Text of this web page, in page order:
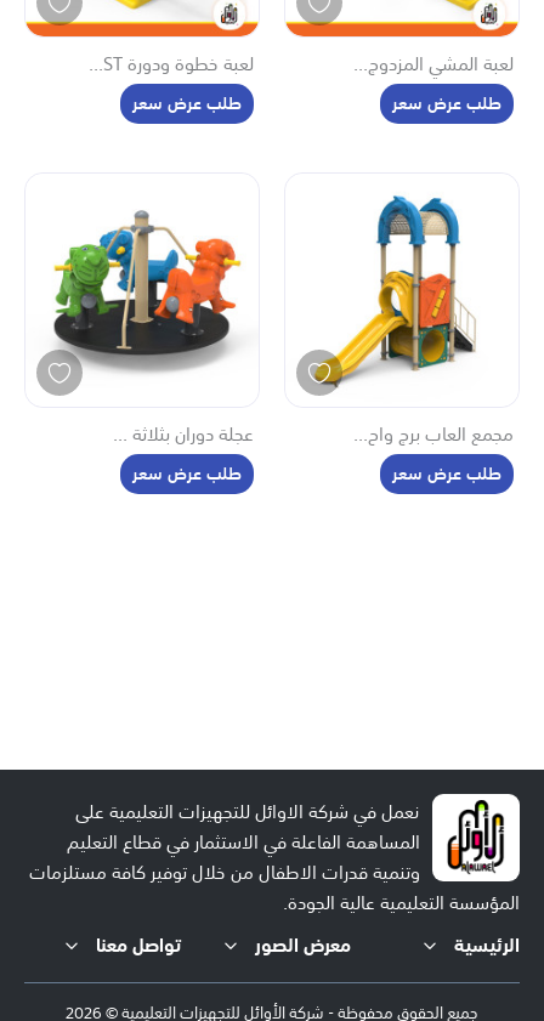
لعبة المشي المزدوج...
طلب عرض سعر
لعبة خطوة ودورة ST...
طلب عرض سعر
مجمع العاب برج واح...
طلب عرض سعر
عجلة دوران بثلاثة ...
طلب عرض سعر
نعمل في شركة الاوائل للتجهيزات التعليمية على
المساهمة الفاعلة في الاستثمار في قطاع التعليم
وتنمية قدرات الاطفال من خلال توفير كافة مستلزمات
المؤسسة التعليمية عالية الجودة.
الرئيسية
معرض الصور تواصل معنا
جميع الحقوق محفوظة - شركة الأوائل للتجهيزات التعليمية © 2026